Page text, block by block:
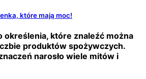
które mają moc!
produktów spożywczych.
narosło wiele mitów i